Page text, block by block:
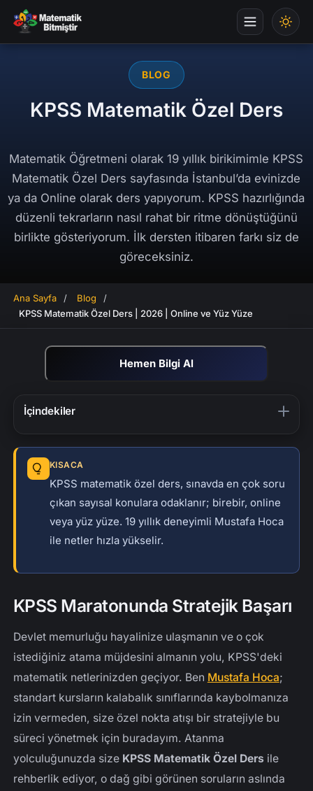
BLOG
KPSS Matematik Özel Ders
Matematik Öğretmeni olarak 19 yıllık birikimimle KPSS
Matematik Özel Ders sayfasında İstanbul’da evinizde
ya da Online olarak ders yapıyorum. KPSS hazırlığında
düzenli tekrarların nasıl rahat bir ritme dönüştüğünü
birlikte gösteriyorum. İlk dersten itibaren farkı siz de
göreceksiniz.
Ana Sayfa / Blog
/
KPSS Matematik Özel Ders | 2026 | Online ve Yüz Yüze
Hemen Bilgi Al
İçindekiler
KPSS Maratonunda Stratejik Başarı
KPSS Dersleri Nasıl İşleniyor?
Videolu Çözüm: KPSS Yüzde Problemleri
KPSS Lisans Matematik Özel Ders
KPSS Ön Lisans Matematik Özel Ders
KPSS Ortaöğretim Matematik Özel Ders
Yetişkin Adaylar İçin Doğru Zamanlama ve Nokta
Problemler, Zaman Yönetimi ve Sınav Kaygısı
KPSS Matematik Hocası Seçerken Nelere Bakmalı?
19 Yıllık Tecrübe ve Atanma Sevincini Birlikte
Yaşamak
KISACA
KPSS matematik özel ders, sınavda en çok soru
çıkan sayısal konulara odaklanır; birebir, online
veya yüz yüze. 19 yıllık deneyimli Mustafa Hoca
ile netler hızla yükselir.
KPSS Maratonunda Stratejik Başarı
Devlet memurluğu hayalinize ulaşmanın ve o çok
istediğiniz atama müjdesini almanın yolu, KPSS'deki
matematik netlerinizden geçiyor. Ben Mustafa Hoca;
standart kursların kalabalık sınıflarında kaybolmanıza
izin vermeden, size özel nokta atışı bir stratejiyle bu
süreci yönetmek için buradayım. Atanma
yolculuğunuzda size KPSS Matematik Özel Dersile
rehberlik ediyor, o dağ gibi görünen soruların aslında